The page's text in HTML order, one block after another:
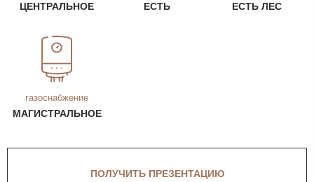
ЦЕНТРАЛЬНОЕ ЕСТЬ ЕСТЬ ЛЕС
газоснабжение
МАГИСТРАЛЬНОЕ
ПОЛУЧИТЬ ПРЕЗЕНТАЦИЮ